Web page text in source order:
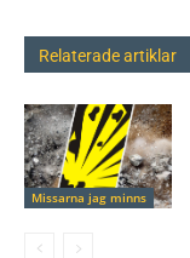
Relaterade artiklar
Missarna jag minns